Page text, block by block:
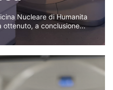
Nucleare di Humanita
ottenuto, a conclusione...